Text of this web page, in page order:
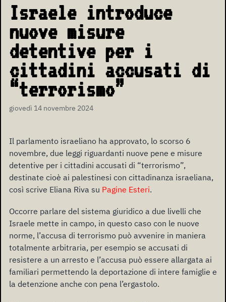
Israele introduce
nuove misure
detentive per i
cittadini accusati di
“terrorismo”
giovedì 14 novembre 2024
Il parlamento israeliano ha approvato, lo scorso 6
novembre, due leggi riguardanti nuove pene e misure
detentive per i cittadini accusati di “terrorismo”,
destinate cioè ai palestinesi con cittadinanza israeliana,
così scrive Eliana Riva su Pagine Esteri.
Occorre parlare del sistema giuridico a due livelli che
Israele mette in campo, in questo caso con le nuove
norme, l’accusa di terrorismo può avvenire in maniera
totalmente arbitraria, per esempio se accusati di
resistere a un arresto e l’accusa può essere allargata ai
familiari permettendo la deportazione di intere famiglie e
la detenzione anche con pena l’ergastolo.